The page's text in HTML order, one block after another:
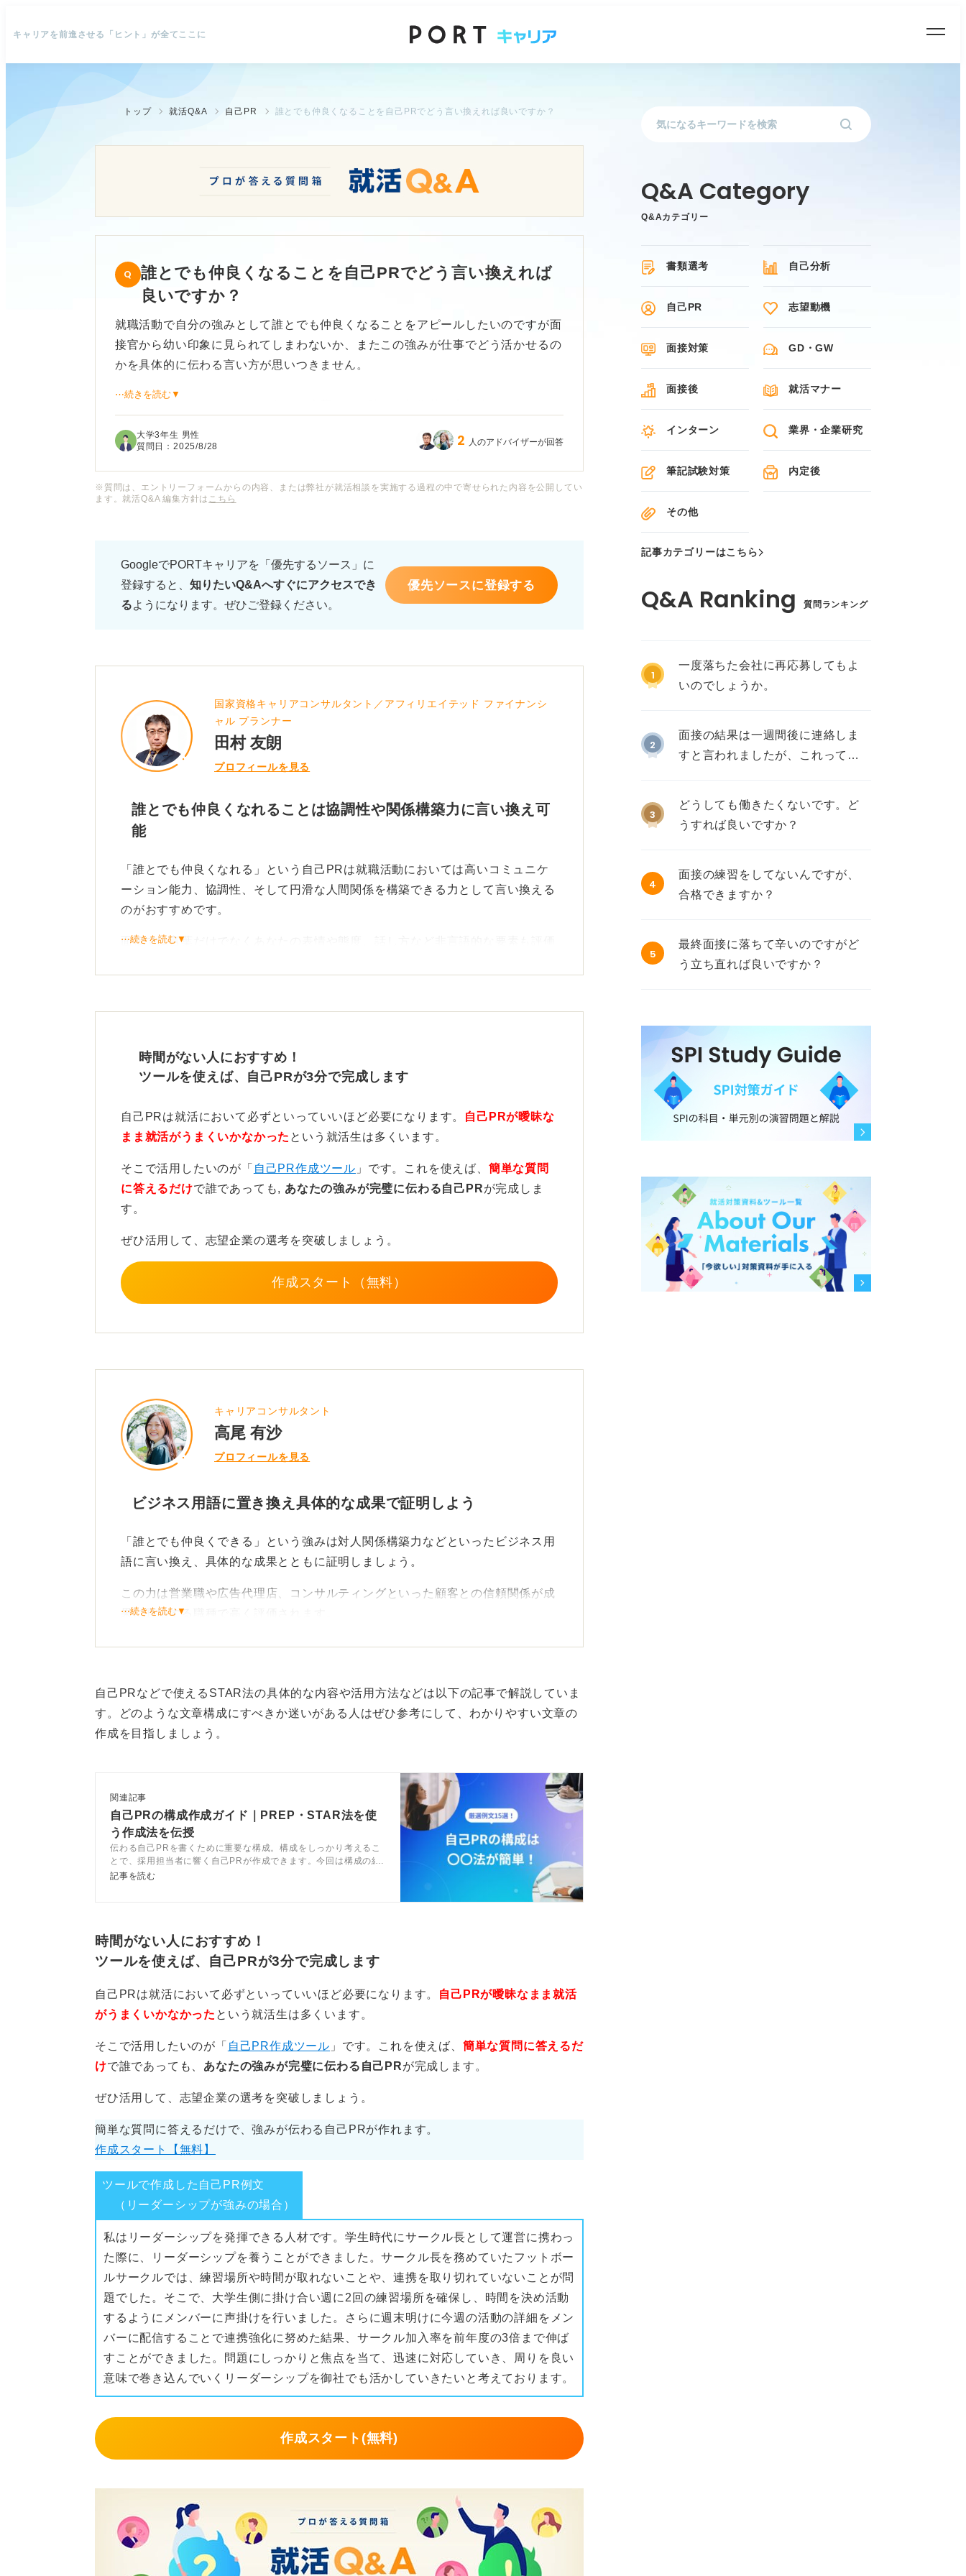
キャリアを前進させる「ヒント」が全てここに
トップ 就活Q&A 自己PR 誰とでも仲良くなることを自己PRでどう言い換えれば良いですか？
誰とでも仲良くなることを自己PRでどう言い換えれば
良いですか？
就職活動で自分の強みとして誰とでも仲良くなることをアピールしたいのですが面
接官から幼い印象に見られてしまわないか、またこの強みが仕事でどう活かせるの
かを具体的に伝わる言い方が思いつきません。
なメリットになるのかを伝えたいです。たとえば新しい環境への適応力やチームで
の円滑なコミュニケーション能力など、具体的にアピールできる側面があれば知り
「誰とでも仲良くなる」という強みを最大限に活かして、企業の方に「この人は職
場の雰囲気を良くしてくれそうだ」と思ってもらえるような、具体的な言い換えや
アピール方法についてアドバイスをお願いします。
⋯続きを読む▼
大学3年生 男性
質問日：2025/8/28 2 人のアドバイザーが回答
※質問は、エントリーフォームからの内容、または弊社が就活相談を実施する過程の中で寄せられた内容を公開してい
ます。就活Q&A 編集方針は こちら
GoogleでPORTキャリアを「優先するソース」に
登録すると、 知りたいQ&Aへすぐにアクセスでき
るようになります。ぜひご登録ください。
優先ソースに登録する
国家資格キャリアコンサルタント／アフィリエイテッド ファイナンシ
ャル プランナー
田村 友朗
プロフィールを見る
誰とでも仲良くなれることは協調性や関係構築力に言い換え可
能
「誰とでも仲良くなれる」という自己PRは就職活動においては高いコミュニケ
ーション能力、協調性、そして円滑な人間関係を構築できる力として言い換える
のがおすすめです。
面接では言葉だけでなくあなたの表情や態度、話し方など非言語的な要素も評価
ため、この強みをアピールする際には落ち着いて常に相手の目を見て話すことを
また面接会場での振る舞いや面接官以外のスタッフや就活生とのやり取りも、あ
なたのコミュニケーション能力を示す機会といえます。
自己PRの内容においては、誰とでも仲良くなれることの根拠となる具体的なエ
ピソードを準備することが重要です。
たとえば単に「友達が多い」という話だけでなくボランティア活動やチームプロ
ジェクトで多様な背景を持つ人々と協力し、困難を乗り越えた経験などを具体的
に語ることで、あなたの関係構築力や協調性が真の強みであることが伝わりま
す。
「人見知りだったが○○の経験を通して、積極的に人とかかわることの重要性を
不可欠であり、採用側が最も重視する要素の一つです。
自信があるのであれば具体的な例を交えながら積極的にアピールし、あなたの強
みを最大限に活かしましょう。
0
⋯続きを読む▼
時間がない人におすすめ！
ツールを使えば、自己PRが3分で完成します
自己PRは就活において必ずといっていいほど必要になります。
自己PRが曖昧な
まま就活がうまくいかなかった という就活生は多くいます。
そこで活用したいのが「 自己PR作成ツール 」です。これを使えば、 簡単な質問
に答えるだけで誰であっても, あなたの強みが完璧に伝わる自己PRが完成しま
す。
ぜひ活用して、志望企業の選考を突破しましょう。
作成スタート（無料）
キャリアコンサルタント
高尾 有沙
プロフィールを見る
ビジネス用語に置き換え具体的な成果で証明しよう
「誰とでも仲良くできる」という強みは対人関係構築力などといったビジネス用
語に言い換え、具体的な成果とともに証明しましょう。
この力は営業職や広告代理店、コンサルティングといった顧客との信頼関係が成
果に直結する職種で高く評価されます。
エピソードの例として学園祭の実行委員として意見が対立する班の要望を調整
組織への貢献性を伝える言い換えをしよう
企業では多様なチームと連携する社内での調整力も重要で、これは特にスタート
アップやメーカーの営業職などで求められます。
そのためただ仲が良いだけでなく、その関係性を活かして課題を解決した経験を
語ることであなたの評価を高めることが可能です。
結びに「入社後も部門の垣根を越えて協働し、プロジェクトを円滑に進める潤滑
油として貢献します」などと伝えることで、あなたの強みが成熟したビジネスス
0
⋯続きを読む▼
自己PRなどで使えるSTAR法の具体的な内容や活用方法などは以下の記事で解説していま
す。どのような文章構成にすべきか迷いがある人はぜひ参考にして、わかりやすい文章の
作成を目指しましょう。
関連記事
自己PRの構成作成ガイド｜PREP・STAR法を使
う作成法を伝授
伝わる自己PRを書くために重要な構成。構成をしっかり考えるこ
とで、採用担当者に響く自己PRが作成できます。今回は構成の組
み立て方からエピソードの書き方、さらに自己PRを魅力的にする
記事を読む
時間がない人におすすめ！
ツールを使えば、自己PRが3分で完成します
自己PRは就活において必ずといっていいほど必要になります。
自己PRが曖昧なまま就活
がうまくいかなかった という就活生は多くいます。
そこで活用したいのが「 自己PR作成ツール 」です。これを使えば、 簡単な質問に答えるだ
けで誰であっても、 あなたの強みが完璧に伝わる自己PRが完成します。
ぜひ活用して、志望企業の選考を突破しましょう。
簡単な質問に答えるだけで、強みが伝わる自己PRが作れます。
作成スタート【無料】
ツールで作成した自己PR例文
（リーダーシップが強みの場合）
私はリーダーシップを発揮できる人材です。学生時代にサークル長として運営に携わっ
た際に、リーダーシップを養うことができました。サークル長を務めていたフットボー
ルサークルでは、練習場所や時間が取れないことや、連携を取り切れていないことが問
題でした。そこで、大学生側に掛け合い週に2回の練習場所を確保し、時間を決め活動
するようにメンバーに声掛けを行いました。さらに週末明けに今週の活動の詳細をメン
バーに配信することで連携強化に努めた結果、サークル加入率を前年度の3倍まで伸ば
すことができました。問題にしっかりと焦点を当て、迅速に対応していき、周りを良い
意味で巻き込んでいくリーダーシップを御社でも活かしていきたいと考えております。
作成スタート(無料)
Q&Aカテゴリー
書類選考 自己分析
自己PR 志望動機
面接対策 GD・GW
面接後 就活マナー
インターン 業界・企業研究
筆記試験対策 内定後
その他
記事カテゴリーはこちら
質問ランキング
1
一度落ちた会社に再応募してもよ
いのでしょうか。
2
面接の結果は一週間後に連絡しま
すと言われましたが、これって不
3
どうしても働きたくないです。ど
うすれば良いですか？
4
面接の練習をしてないんですが、
合格できますか？
5
最終面接に落ちて辛いのですがど
う立ち直れば良いですか？